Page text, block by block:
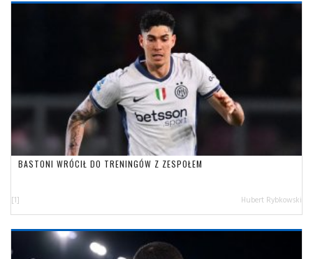
BASTONI WRÓCIŁ DO TRENINGÓW Z ZESPOŁEM
[1] Hubert Rybkowski